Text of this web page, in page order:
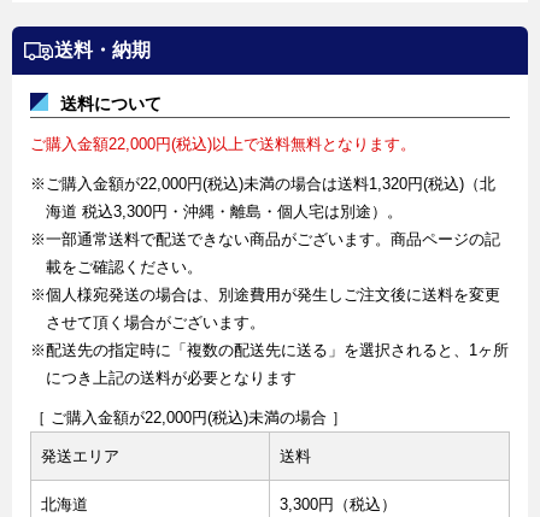
送料・納期
送料について
ご購入金額22,000円(税込)以上で送料無料となります。
※ご購入金額が22,000円(税込)未満の場合は送料1,320円(税込)（北
海道 税込3,300円・沖縄・離島・個人宅は別途）。
※一部通常送料で配送できない商品がございます。商品ページの記
載をご確認ください。
※個人様宛発送の場合は、別途費用が発生しご注文後に送料を変更
させて頂く場合がございます。
※配送先の指定時に「複数の配送先に送る」を選択されると、1ヶ所
につき上記の送料が必要となります
［ ご購入金額が22,000円(税込)未満の場合 ］
発送エリア 送料
北海道 3,300円（税込）